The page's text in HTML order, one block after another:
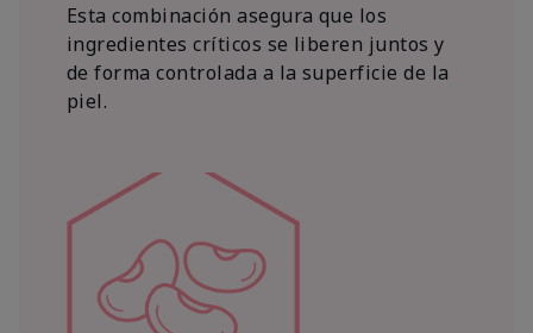
Esta combinación asegura que los
ingredientes críticos se liberen juntos y
de forma controlada a la superficie de la
piel.